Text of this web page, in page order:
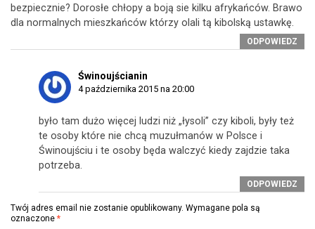
bezpiecznie? Dorosłe chłopy a boją sie kilku afrykańców. Brawo
dla normalnych mieszkańców którzy olali tą kibolską ustawkę.
ODPOWIEDZ
Świnoujścianin
4 października 2015 na 20:00
było tam dużo więcej ludzi niż „łysoli” czy kiboli, były też
te osoby które nie chcą muzułmanów w Polsce i
Świnoujściu i te osoby będa walczyć kiedy zajdzie taka
potrzeba.
ODPOWIEDZ
Twój adres email nie zostanie opublikowany. Wymagane pola są
oznaczone *